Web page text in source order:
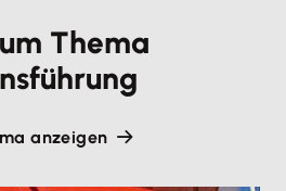
Thema
anzeigen